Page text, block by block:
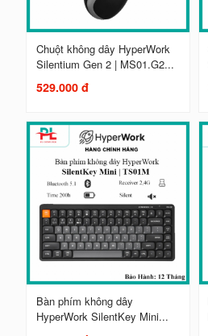
Chuột không dây HyperWork
Silentium Gen 2 | MS01.G2...
529.000 đ
Bàn phím không dây
HyperWork SilentKey Mini...